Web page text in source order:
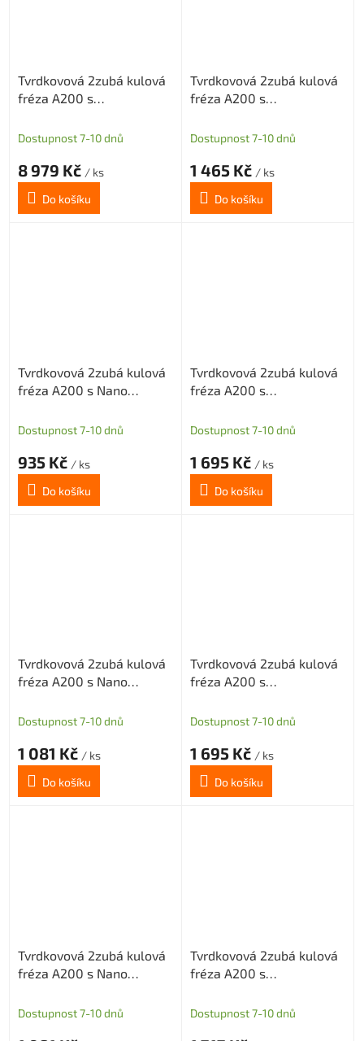
Tvrdkovová 2zubá kulová
fréza A200 s
pro grafit průměr 12 R6
Dostupnost 7-10 dnů
8 979 Kč / ks
Do košíku
Tvrdkovová 2zubá kulová
fréza A200 s
pro grafit průměr 3 R1,5
Dostupnost 7-10 dnů
1 465 Kč / ks
Do košíku
Tvrdkovová 2zubá kulová
fréza A200 s Nano
průměr 3 R1,5
Dostupnost 7-10 dnů
935 Kč / ks
Do košíku
Tvrdkovová 2zubá kulová
fréza A200 s
pro grafit průměr 3 R1,5
Dostupnost 7-10 dnů
1 695 Kč / ks
Do košíku
Tvrdkovová 2zubá kulová
fréza A200 s Nano
průměr 3 R1,5
Dostupnost 7-10 dnů
1 081 Kč / ks
Do košíku
Tvrdkovová 2zubá kulová
fréza A200 s
pro grafit průměr 3 R1,5
Dostupnost 7-10 dnů
1 695 Kč / ks
Do košíku
Tvrdkovová 2zubá kulová
fréza A200 s Nano
průměr 3 R1,5
Dostupnost 7-10 dnů
Tvrdkovová 2zubá kulová
fréza A200 s
pro grafit průměr 3 R1,5
Dostupnost 7-10 dnů